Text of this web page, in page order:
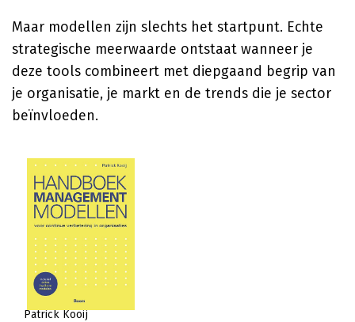
Maar modellen zijn slechts het startpunt. Echte
strategische meerwaarde ontstaat wanneer je
deze tools combineert met diepgaand begrip van
je organisatie, je markt en de trends die je sector
beïnvloeden.
Patrick Kooij